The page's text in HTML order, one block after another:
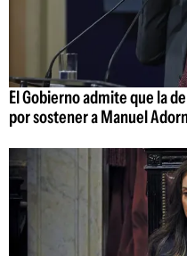
El Gobierno admite que la
por sostener a Manuel